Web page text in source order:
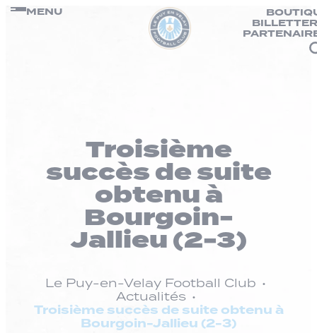
Passer
MENU
Troisième
succès de suite
obtenu à
Bourgoin-
Jallieu (2-3)
Le Puy-en-Velay Football Club
Actualités
Troisième succès de suite obtenu à
Bourgoin-Jallieu (2-3)
Panneau de gestion des cookies